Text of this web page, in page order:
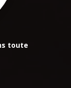
toute